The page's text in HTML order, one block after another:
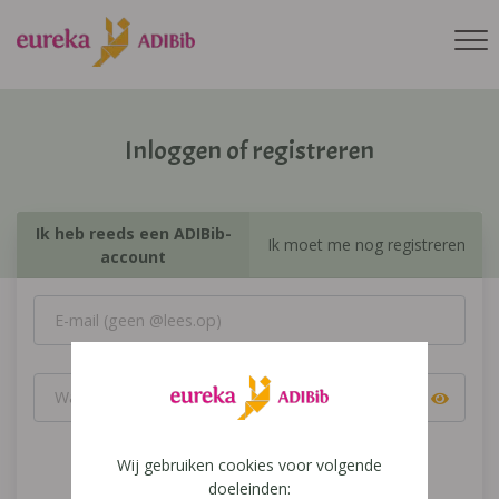
Inloggen of registreren
Ik heb reeds een ADIBib-
account
Ik moet me nog registreren
Inloggen
Wij gebruiken cookies voor volgende
doeleinden: